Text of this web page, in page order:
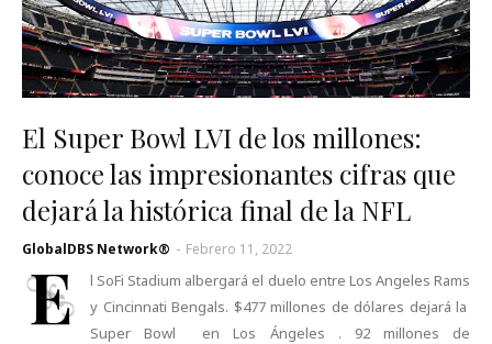
El Super Bowl LVI de los millones:
conoce las impresionantes cifras que
dejará la histórica final de la NFL
GlobalDBS Network® - Febrero 11, 2022
E
l SoFi Stadium albergará el duelo entre Los Angeles Rams
y Cincinnati Bengals. $477 millones de dólares dejará la
Super Bowl en Los Ángeles . 92 millones de